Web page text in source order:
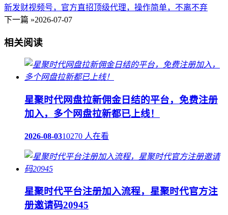
新发财视频号，官方直招顶级代理，操作简单，不离不弃
下一篇 »2026-07-07
相关阅读
星聚时代网盘拉新佣金日结的平台，免费注册
加入，多个网盘拉新都已上线！
2026-08-0310270 人在看
星聚时代平台注册加入流程，星聚时代官方注
册邀请码20945